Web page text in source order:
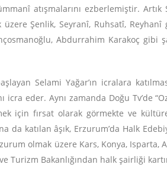
atışmalarını ezberlemiştir.
Şenlik, Seyranî, Ruhsatî, Reyhanî
Abdurrahim Karakoç
Selami Yağar’ın icralara
eder. Aynı zamanda Doğu Tv’de
için fırsat olarak görmekte ve
katılan âşık, Erzurum’da Halk
olmak üzere Kars, Konya,
Turizm Bakanlığından halk şairliği